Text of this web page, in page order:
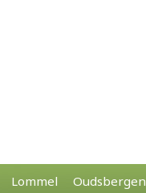
Lommel Oudsbergen